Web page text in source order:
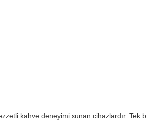
kahve deneyimi sunan cihazlardır. Tek